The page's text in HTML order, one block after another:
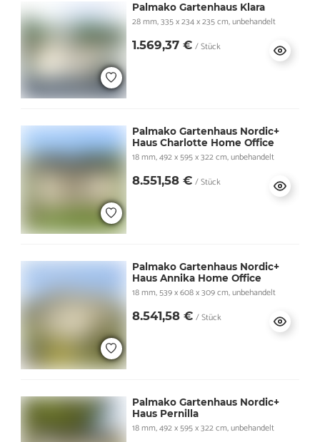
Palmako Gartenhaus Klara
28 mm, 335 x 234 x 235 cm, unbehandelt
1.569,37 € / Stück
Palmako Gartenhaus Nordic+
Haus Charlotte Home Office
18 mm, 492 x 595 x 322 cm, unbehandelt
8.551,58 € / Stück
Palmako Gartenhaus Nordic+
Haus Annika Home Office
18 mm, 539 x 608 x 309 cm, unbehandelt
8.541,58 € / Stück
Palmako Gartenhaus Nordic+
Haus Pernilla
18 mm, 492 x 595 x 322 cm, unbehandelt